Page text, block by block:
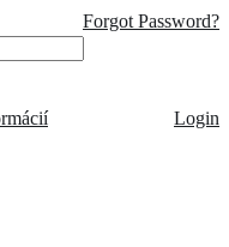
Forgot Password?
Login